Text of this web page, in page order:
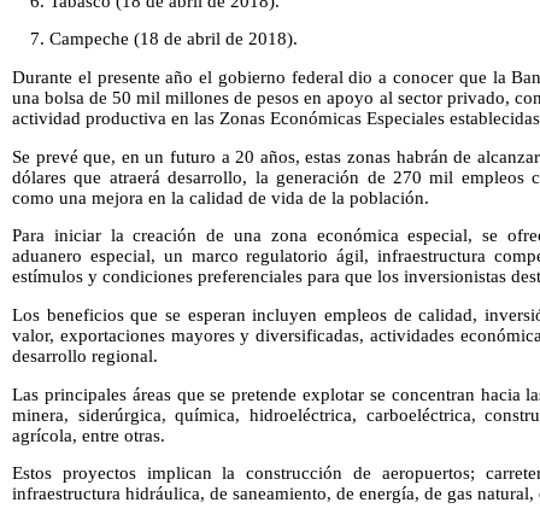
7. Campeche (18 de abril de 2018).
Durante el presente año el gobierno federal dio a conocer que la
una bolsa de 50 mil millones de pesos en apoyo al sector privado,
actividad productiva en las Zonas Económicas Especiales
Se prevé que, en un futuro a 20 años, estas zonas habrán de
dólares que atraerá desarrollo, la generación de 270 mil empleos
como una mejora en la calidad de vida de la población.
Para iniciar la creación de una zona económica especial, se
aduanero especial, un marco regulatorio ágil, infraestructura
estímulos y condiciones preferenciales para que los inversionistas
Los beneficios que se esperan incluyen empleos de calidad,
valor, exportaciones mayores y diversificadas, actividades
desarrollo regional.
Las principales áreas que se pretende explotar se concentran hacia
minera, siderúrgica, química, hidroeléctrica, carboeléctrica,
agrícola, entre otras.
Estos proyectos implican la construcción de aeropuertos;
infraestructura hidráulica, de saneamiento, de energía, de gas